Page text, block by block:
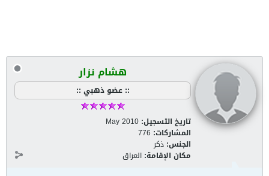
هشام نزار
:: عضو ذهبي ::
تاريخ التسجيل: May 2010
المشاركات: 776
الجنس: ذكر
مكان الإقامة: العراق